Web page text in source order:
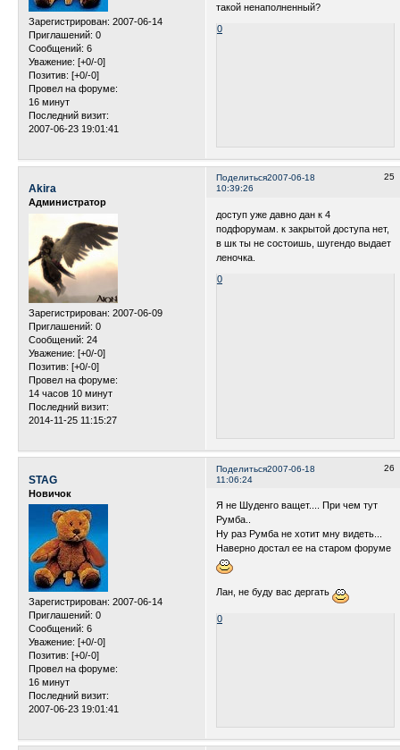
Зарегистрирован: 2007-06-14
Приглашений: 0
Сообщений: 6
Уважение: [+0/-0]
Позитив: [+0/-0]
Провел на форуме:
16 минут
Последний визит:
2007-06-23 19:01:41
такой ненаполненный?
0
Поделиться 25
2007-06-18
10:39:26
Akira
Администратор
Зарегистрирован: 2007-06-09
Приглашений: 0
Сообщений: 24
Уважение: [+0/-0]
Позитив: [+0/-0]
Провел на форуме:
14 часов 10 минут
Последний визит:
2014-11-25 11:15:27
доступ уже давно дан к 4
подфорумам. к закрытой доступа нет,
в шк ты не состоишь, шугендо выдает
леночка.
0
Поделиться 26
2007-06-18
11:06:24
STAG
Новичок
Зарегистрирован: 2007-06-14
Приглашений: 0
Сообщений: 6
Уважение: [+0/-0]
Позитив: [+0/-0]
Провел на форуме:
16 минут
Последний визит:
2007-06-23 19:01:41
Я не Шуденго ващет.... При чем тут
Румба..
Ну раз Румба не хотит мну видеть...
Наверно достал ее на старом форуме
Лан, не буду вас дергать
0